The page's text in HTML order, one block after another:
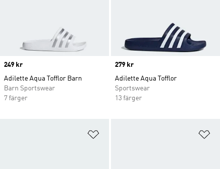
Price
249 kr
Adilette Aqua Tofflor Barn
Barn Sportswear
7 färger
Price
279 kr
Adilette Aqua Tofflor
Sportswear
13 färger